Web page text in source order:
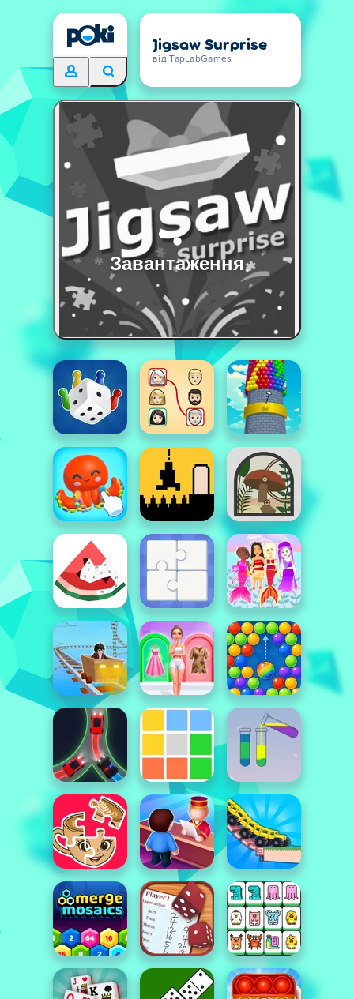
Jigsaw Surprise
від TapLabGames
Завантаження